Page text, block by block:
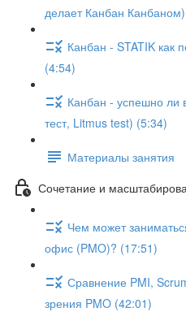
делает Канбан
Канбан - STATIK как
(4:54)
Канбан - успешно ли
тест, Litmus test) (5:34)
Материалы занятия
Сочетание и
Чем может
офис (PMO)? (17:51)
Сравнение PMI,
зрения PMO (42:01)